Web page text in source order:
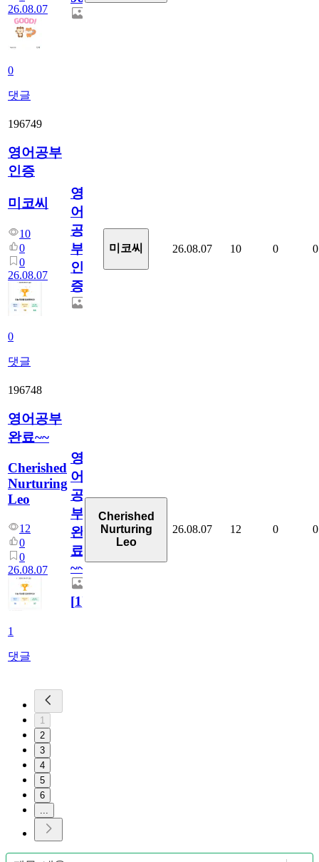
26.08.07
0
댓글
196749
영어공부
인증
미코씨
10
0
0
26.08.07
0
댓글
영
어
공
부
인
증
미코씨 26.08.07 10 0 0
196748
영어공부
완료~~
Cherished
Nurturing
Leo
12
0
0
26.08.07
1
댓글
영
어
공
부
완
료
~~
[1]
Cherished
Nurturing
Leo
26.08.07 12 0 0
1
2
3
4
5
6